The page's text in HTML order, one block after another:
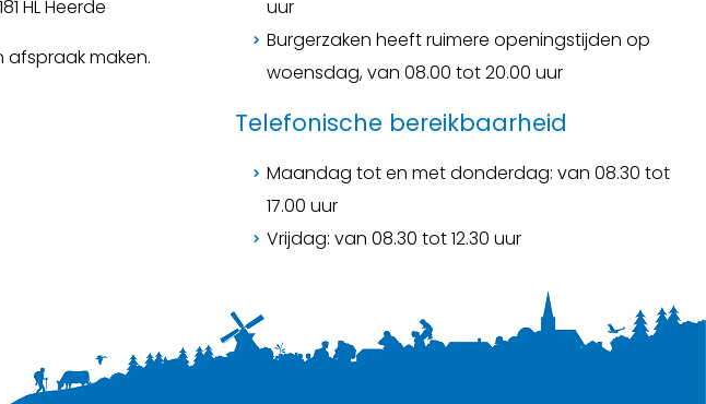
HL Heerde
afspraak maken.
uur
Burgerzaken heeft ruimere openingstijden op
woensdag, van 08.00 tot 20.00 uur
Telefonische bereikbaarheid
Maandag tot en met donderdag: van 08.30 tot
17.00 uur
Vrijdag: van 08.30 tot 12.30 uur